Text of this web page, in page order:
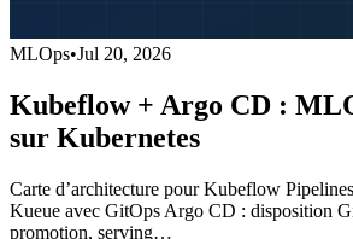
MLOps•Jul 20, 2026
Kubeflow + Argo CD :
sur Kubernetes
Carte d’architecture pour Kubeflow
Kueue avec GitOps Argo CD : disposition
promotion, serving…